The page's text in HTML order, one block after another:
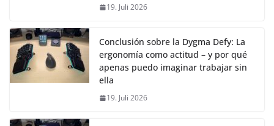
19. Juli 2026
Conclusión sobre la Dygma Defy: La
ergonomía como actitud – y por qué
apenas puedo imaginar trabajar sin
ella
19. Juli 2026